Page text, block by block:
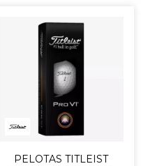
PELOTAS TITLEIST